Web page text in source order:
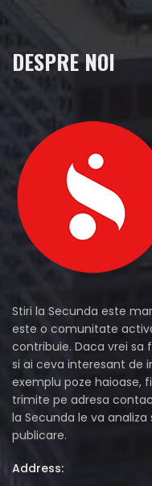
DESPRE NOI
Stiri la Secunda este
este o comunitate
contribuie. Daca vrei
si ai ceva interesant de
exemplu poze haioase,
trimite pe adresa
la Secunda le va
publicare.
Address: